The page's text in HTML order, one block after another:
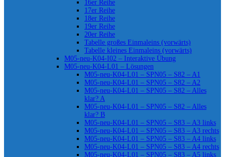
16er Reihe
17er Reihe
18er Reihe
19er Reihe
20er Reihe
Tabelle großes Einmaleins (vorwärts)
Tabelle kleines Einmaleins (vorwärts)
M05-neu-K04-I02 – Interaktive Übung
M05-neu-K04-L01 – Lösungen
M05-neu-K04-L01 – SPN05 – S82 – A1
M05-neu-K04-L01 – SPN05 – S82 – A2
M05-neu-K04-L01 – SPN05 – S82 – Alles
klar? A
M05-neu-K04-L01 – SPN05 – S82 – Alles
klar? B
M05-neu-K04-L01 – SPN05 – S83 – A3 links
M05-neu-K04-L01 – SPN05 – S83 – A3 rechts
M05-neu-K04-L01 – SPN05 – S83 – A4 links
M05-neu-K04-L01 – SPN05 – S83 – A4 rechts
M05-neu-K04-L01 – SPN05 – S83 – A5 links